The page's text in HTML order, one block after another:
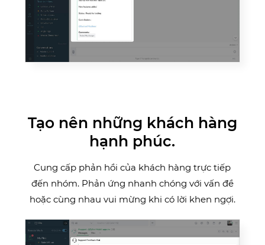
Tạo nên những khách hàng
hạnh phúc.
Cung cấp phản hồi của khách hàng trực tiếp
đến nhóm. Phản ứng nhanh chóng với vấn đề
hoặc cùng nhau vui mừng khi có lời khen ngợi.